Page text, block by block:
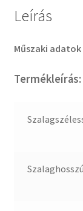
Leírás
Műszaki adatok
Termékleírás: